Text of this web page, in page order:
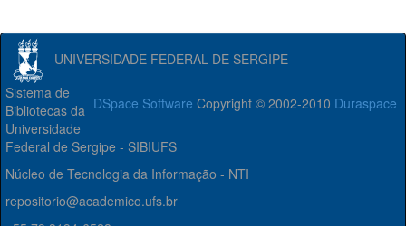
UNIVERSIDADE FEDERAL DE SERGIPE
DSpace Software Copyright © 2002-2010 Duraspace
Sistema de
Bibliotecas da
Universidade
Federal de Sergipe - SIBIUFS
Núcleo de Tecnologia da Informação - NTI
repositorio@academico.ufs.br